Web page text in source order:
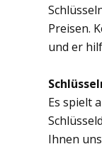
Preisen.
und er
Es spielt
Ihnen